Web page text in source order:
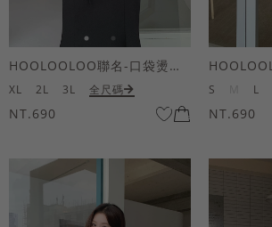
HOOLOOLOO聯名-口袋燙金KUKU熊短袖上衣
XL 2L 3L 全尺碼
NT.690
S L
NT.690